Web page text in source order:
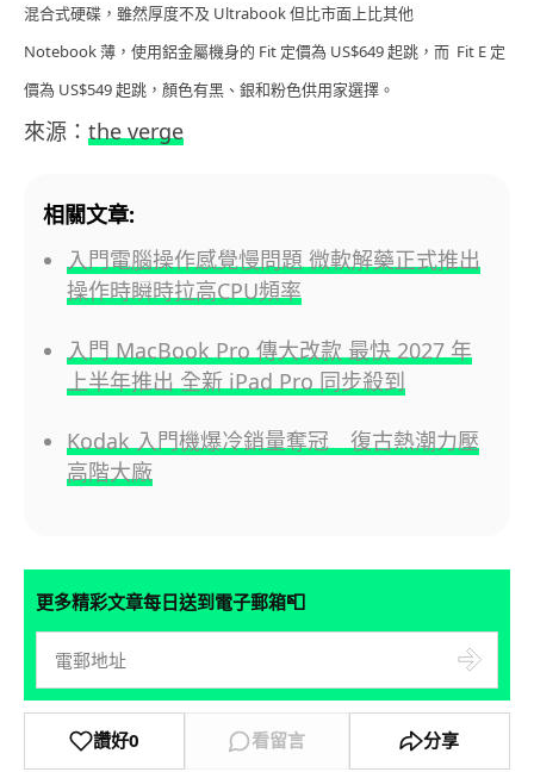
混合式硬碟，雖然厚度不及 Ultrabook 但比市面上比其他
Notebook薄，使用鋁金屬機身的 Fit 定價為 US$649 起跳，而 Fit E 定
價為 US$549 起跳， 顏色有黑、銀和粉色供用家選擇。
來源： the verge
相關文章:
入門電腦操作感覺慢問題 微軟解藥正式推出
操作時瞬時拉高CPU頻率
入門 MacBook Pro 傳大改款 最快 2027 年
上半年推出 全新 iPad Pro 同步殺到
Kodak 入門機爆冷銷量奪冠 復古熱潮力壓
高階大廠
更多精彩文章每日送到電子郵箱📮
讚好0 看留言 分享